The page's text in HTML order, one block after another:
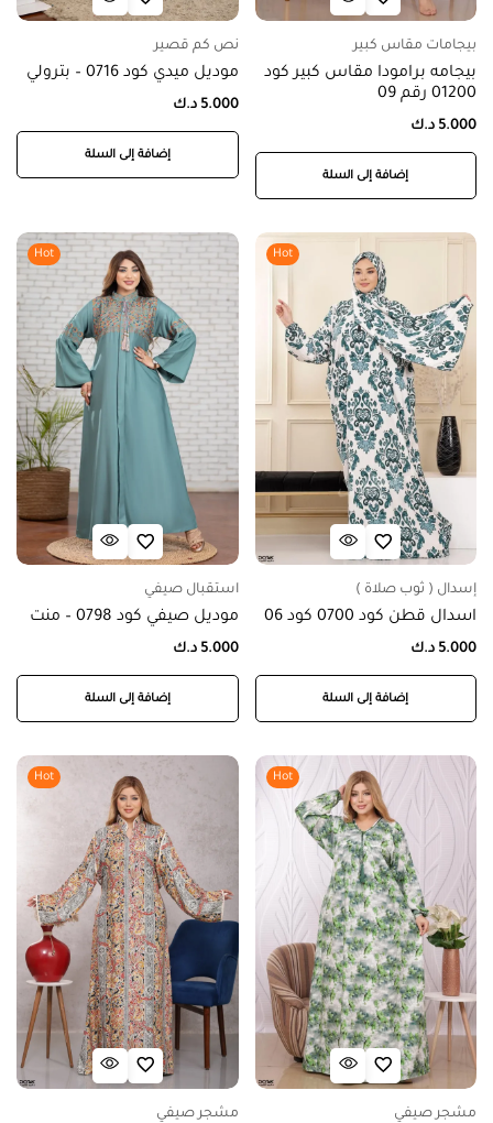
بيجامات مقاس كبير
بيجامه برامودا مقاس كبير كود
01200 رقم 09
5.000 د.ك
إضافة إلى السلة
نص كم قصير
موديل ميدي كود 0716 – بترولي
5.000 د.ك
إضافة إلى السلة
Hot
إسدال ( ثوب صلاة )
اسدال قطن كود 0700 كود 06
5.000 د.ك
إضافة إلى السلة
Hot
استقبال صيفي
موديل صيفي كود 0798 – منت
5.000 د.ك
إضافة إلى السلة
Hot
مشجر صيفي
Hot
مشجر صيفي